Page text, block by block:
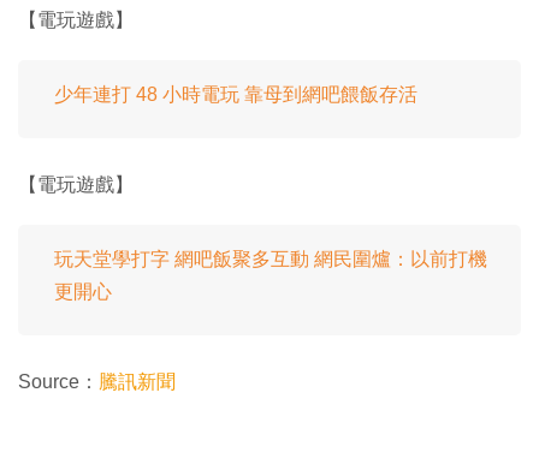
【電玩遊戲】
少年連打 48 小時電玩 靠母到網吧餵飯存活
【電玩遊戲】
玩天堂學打字 網吧飯聚多互動 網民圍爐：以前打機
更開心
Source： 騰訊新聞